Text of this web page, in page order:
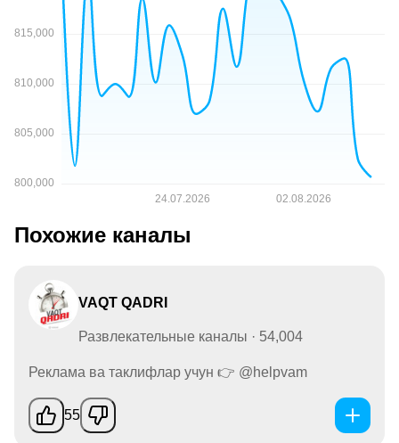
Похожие каналы
VAQT QADRI
Развлекательные каналы · 54,004
Реклама ва таклифлар учун 👉 @helpvam
55